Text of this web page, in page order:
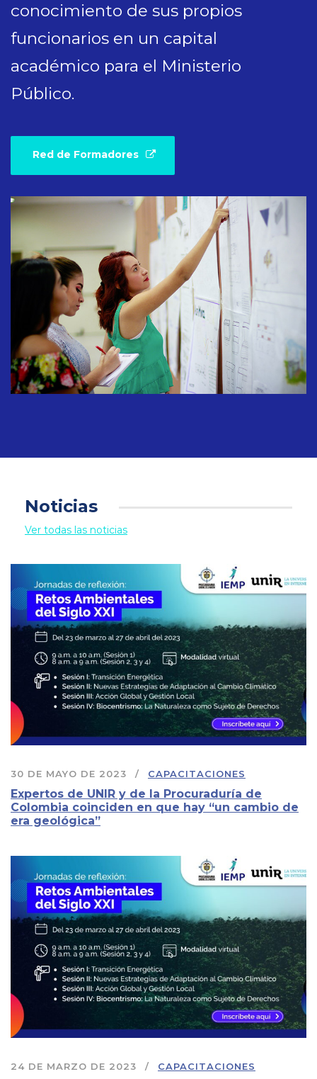
conocimiento de sus propios
funcionarios en un capital
académico para el Ministerio
Público.
Red de Formadores
Noticias
Ver todas las noticias
30 DE MAYO DE 2023 CAPACITACIONES
Expertos de UNIR y de la Procuraduría de
Colombia coinciden en que hay “un cambio de
era geológica”
24 DE MARZO DE 2023 CAPACITACIONES